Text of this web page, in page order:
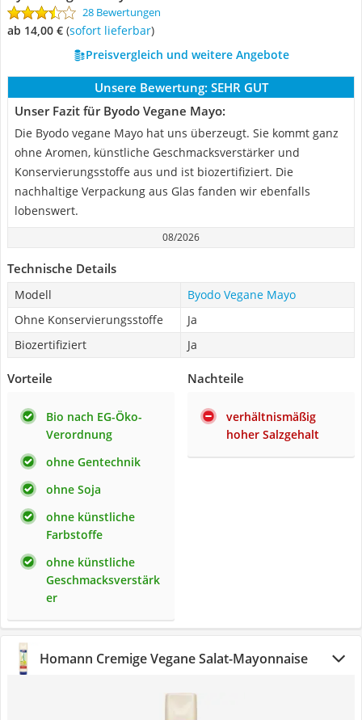
28 Bewertungen
ab 14,00 € ( Sofort lieferbar)
Preisvergleich und weitere Angebote
Unsere Bewertung: SEHR GUT
Unser Fazit für Byodo Vegane Mayo:
Die Byodo vegane Mayo hat uns überzeugt. Sie kommt ganz
ohne Aromen, künstliche Geschmacksverstärker und
Konservierungsstoffe aus und ist biozertifiziert. Die
nachhaltige Verpackung aus Glas fanden wir ebenfalls
lobenswert.
08/2026
Technische Details
Modell
Byodo Vegane Mayo
Ohne Konservierungsstoffe
Ja
Biozertifiziert
Ja
Vorteile
Bio nach EG-Öko-
Verordnung
ohne Gentechnik
ohne Soja
ohne künstliche
Farbstoffe
ohne künstliche
Geschmacksverstärk
er
Nachteile
verhältnismäßig
hoher Salzgehalt
Homann Cremige Vegane Salat-Mayonnaise